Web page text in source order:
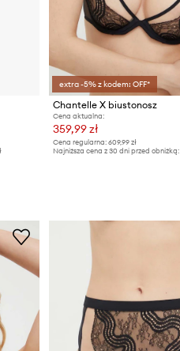
extra -5% z kodem: OFF*
Chantelle X biustonosz
Cena aktualna:
359,99 zł
Cena regularna: 609,99 zł
Najniższa cena z 30 dni przed obniżką: